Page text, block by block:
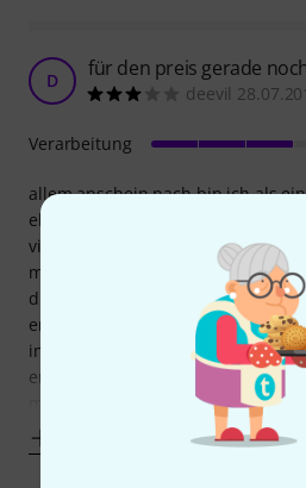
D für den preis gerade
deevil
allem anschein nach bin ich als
eher unzufrieden.
vielleicht leigt das auch am preis,
man den sockets auch an.
die verchromung ist gerade so ok,
entgratet.
in meinen augen ist die qualität
entfernt von gut, wie verchromts
motorrad-chromfelge.
Verarbeitung